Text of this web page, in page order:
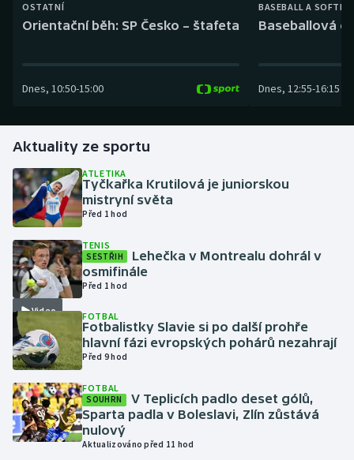
Dostihy
Futsal
Golf
Gymnastika
Házená
Jezdectví
Judo
Krasobruslení
Lezení
Lyže a snowboard
Moderní pětiboj
OSTATNÍ
Orientační běh: SP Česko – štafeta
Dnes, 10:50-15:00
BASEBALL A
Baseballová
Dnes, 12:55-16:15
Aktuality ze sportu
ATLETIKA
Tyčkařka Krutilová je juniorskou
mistryní světa
Před 1 hod
Video
TENIS
SESTŘIH
Lehečka v Montrealu dohrál v
osmifinále
Před 1 hod
FOTBAL
Fotbalistky Slavie si po další prohře
hlavní fázi evropských pohárů nezahrají
Před 9 hod
FOTBAL
SOUHRN
V Teplicích padlo deset gólů,
Sparta padla v Boleslavi, Zlín zůstává
nulový
Aktualizováno před 11 hod